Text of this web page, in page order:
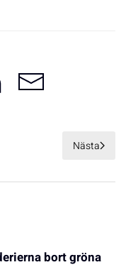
Nästa
bort gröna